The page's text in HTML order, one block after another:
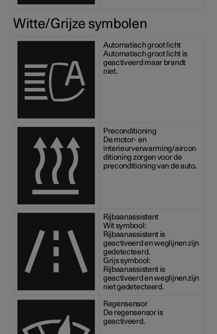
Witte/Grijze symbolen
Automatisch groot licht
Automatisch groot licht is
geactiveerd maar brandt
niet.
Preconditioning
De motor- en
interieurverwarming/aircon
ditioning zorgen voor de
preconditioning van de auto.
Rijbaanassistent
Wit symbool:
Rijbaanassistent is
geactiveerd en weglijnen zijn
gedetecteerd.
Grijs symbool:
Rijbaanassistent is
geactiveerd en weglijnen zijn
niet gedetecteerd.
Regensensor
De regensensor is
geactiveerd.